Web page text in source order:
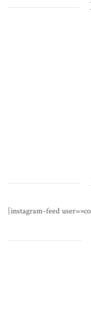
[instagram-feed